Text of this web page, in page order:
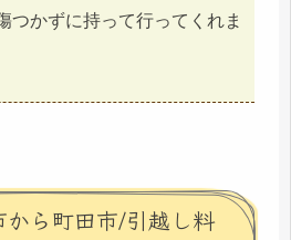
つかずに持って行ってくれま
ら町田市/引越し料